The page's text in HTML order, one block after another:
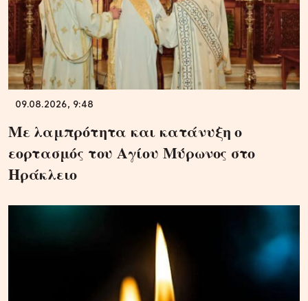
09.08.2026, 9:48
Με λαμπρότητα και κατάνυξη ο
εορτασμός του Αγίου Μύρωνος στο
Ηράκλειο